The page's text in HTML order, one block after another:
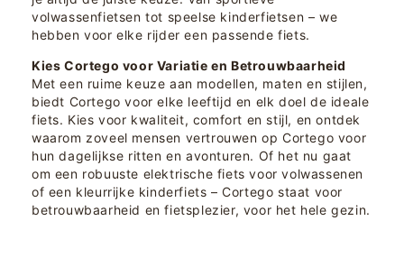
volwassenfietsen tot speelse kinderfietsen – we
hebben voor elke rijder een passende fiets.
Kies Cortego voor Variatie en Betrouwbaarheid
Met een ruime keuze aan modellen, maten en stijlen,
biedt Cortego voor elke leeftijd en elk doel de ideale
fiets. Kies voor kwaliteit, comfort en stijl, en ontdek
waarom zoveel mensen vertrouwen op Cortego voor
hun dagelijkse ritten en avonturen. Of het nu gaat
om een robuuste elektrische fiets voor volwassenen
of een kleurrijke kinderfiets – Cortego staat voor
betrouwbaarheid en fietsplezier, voor het hele gezin.